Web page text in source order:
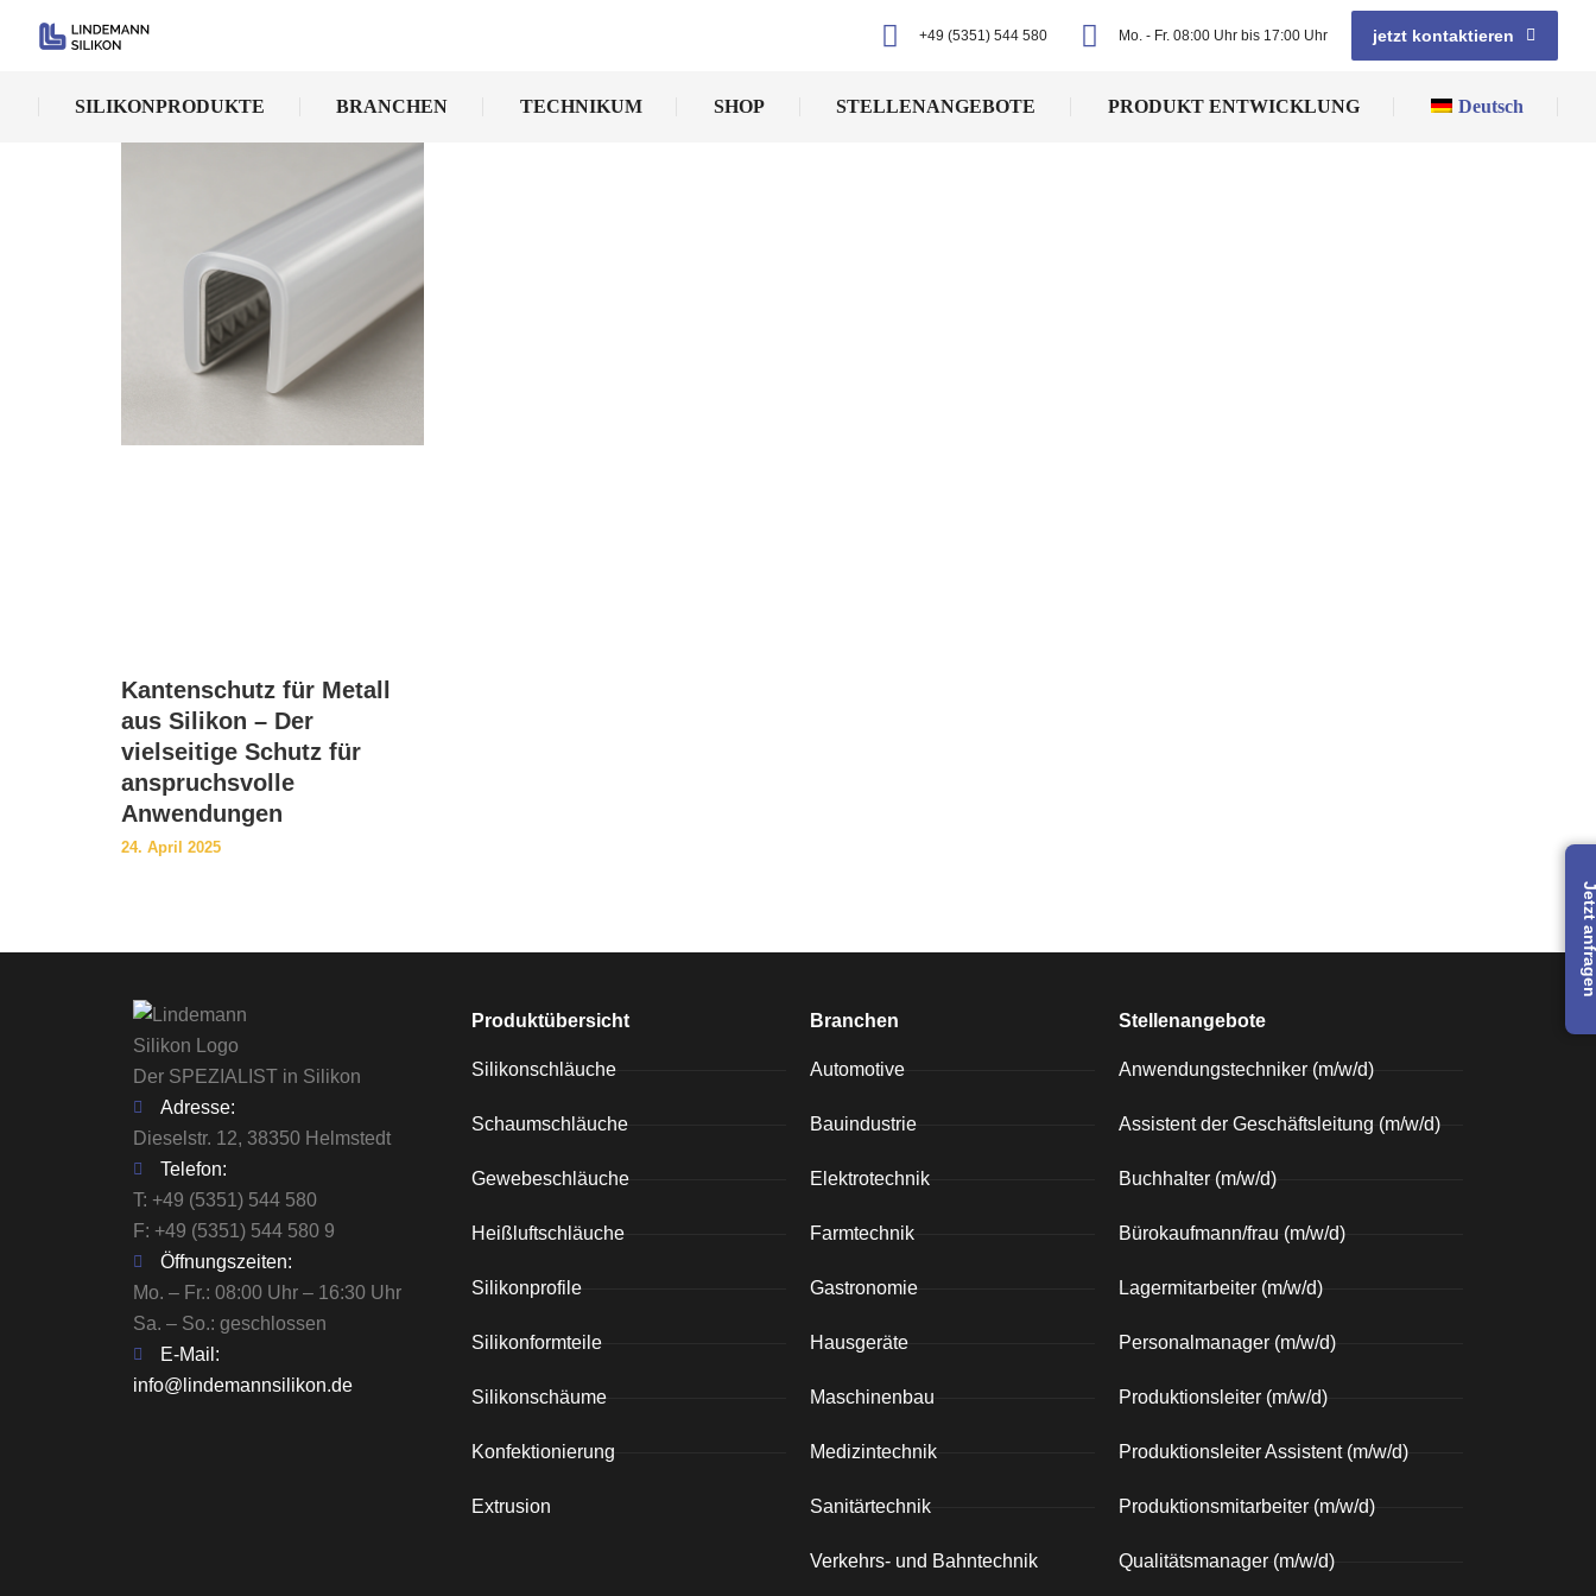
Jetzt
+49 (5351) 544 580 Mo. - Fr. 08:00 Uhr bis 17:00 Uhr jetzt kontaktieren
SILIKONPRODUKTE BRANCHEN TECHNIKUM SHOP STELLENANGEBOTE PRODUKT ENTWICKLUNG Deutsch
Kantenschutz für Metall
aus Silikon – Der
vielseitige Schutz für
anspruchsvolle
Anwendungen
24. April 2025
Der SPEZIALIST in Silikon
Adresse:
Dieselstr. 12, 38350 Helmstedt
Telefon:
T: +49 (5351) 544 580
F: +49 (5351) 544 580 9
Öffnungszeiten:
Mo. – Fr.: 08:00 Uhr – 16:30 Uhr
Sa. – So.: geschlossen
E-Mail:
info@lindemannsilikon.de
Produktübersicht
Silikonschläuche
Schaumschläuche
Gewebeschläuche
Heißluftschläuche
Silikonprofile
Silikonformteile
Silikonschäume
Konfektionierung
Extrusion
Branchen
Automotive
Bauindustrie
Elektrotechnik
Farmtechnik
Gastronomie
Hausgeräte
Maschinenbau
Medizintechnik
Sanitärtechnik
Verkehrs- und Bahntechnik
Stellenangebote
Anwendungstechniker (m/w/d)
Assistent der Geschäftsleitung (m/w/d)
Buchhalter (m/w/d)
Bürokaufmann/frau (m/w/d)
Lagermitarbeiter (m/w/d)
Personalmanager (m/w/d)
Produktionsleiter (m/w/d)
Produktionsleiter Assistent (m/w/d)
Produktionsmitarbeiter (m/w/d)
Qualitätsmanager (m/w/d)